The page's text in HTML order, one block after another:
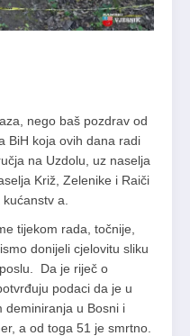
nego baš pozdrav od
BiH koja ovih dana radi
na Uzdolu, uz naselja
Križ, Zelenike i Raiči
a.
tijekom rada, točnije,
donijeli cjelovitu sliku
Da je riječ o
podaci da je u
deminiranja u Bosni i
a od toga 51 je smrtno.